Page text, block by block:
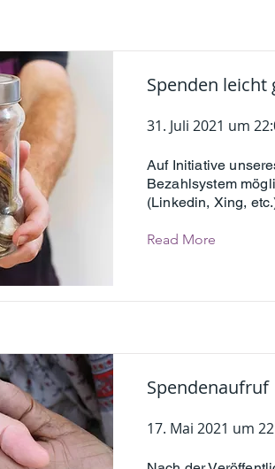
Spenden leicht
31. Juli 2021 um
Auf Initiative
Bezahlsystem
(Linkedin, Xing,
Read More
Spendenaufruf
17. Mai 2021 um